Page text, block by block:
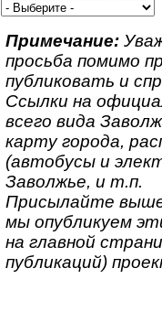
Примечание:
просьба помимо
публиковать и
Ссылки на
всего вида
карту города,
(автобусы и
Заволжье, и т.п.
Присылайте
мы опубликуем
на главной
публикаций)